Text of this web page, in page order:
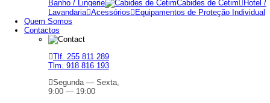
Banho / Lingerie
Cabides de Cetim
Hotel /
Lavandaria Acessórios
Equipamentos de Proteção Individual
Quem Somos
Contactos
Tlf. 255 811 289
Tlm. 918 816 193
Segunda — Sexta,
9:00 — 19:00